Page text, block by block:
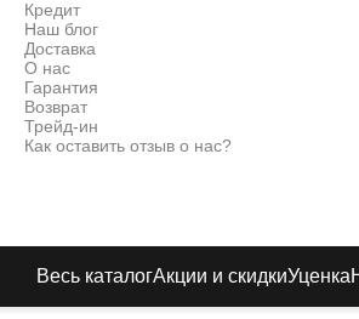
Кредит
Наш блог
Доставка
О нас
Гарантия
Возврат
Трейд-ин
Как оставить отзыв о нас?
Весь каталогАкции и скидкиУценка